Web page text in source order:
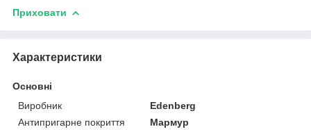
Приховати
Характеристики
Основні
Виробник
Edenberg
Антипригарне покриття
Мармур